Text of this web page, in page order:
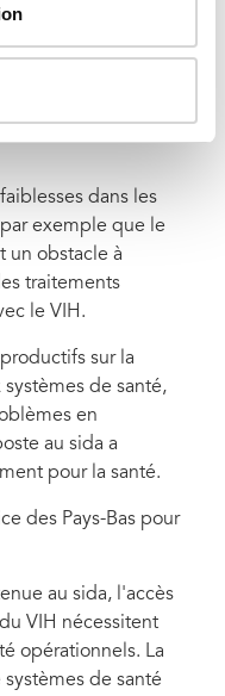
attirer une grande
systèmes de santé,
sans sa
dans les
exemple que le
un obstacle à
traitements
le VIH.
sur la
de santé,
en
au sida a
pour la santé.
des Pays-Bas pour
au sida, l'accès
VIH nécessitent
opérationnels. La
de santé